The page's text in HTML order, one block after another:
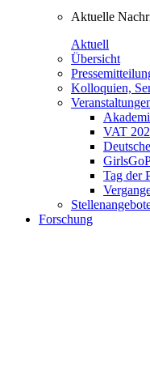
Aktuelle
Aktuell
Übersicht
Kolloquien,
VAT
Tag der
Forschung